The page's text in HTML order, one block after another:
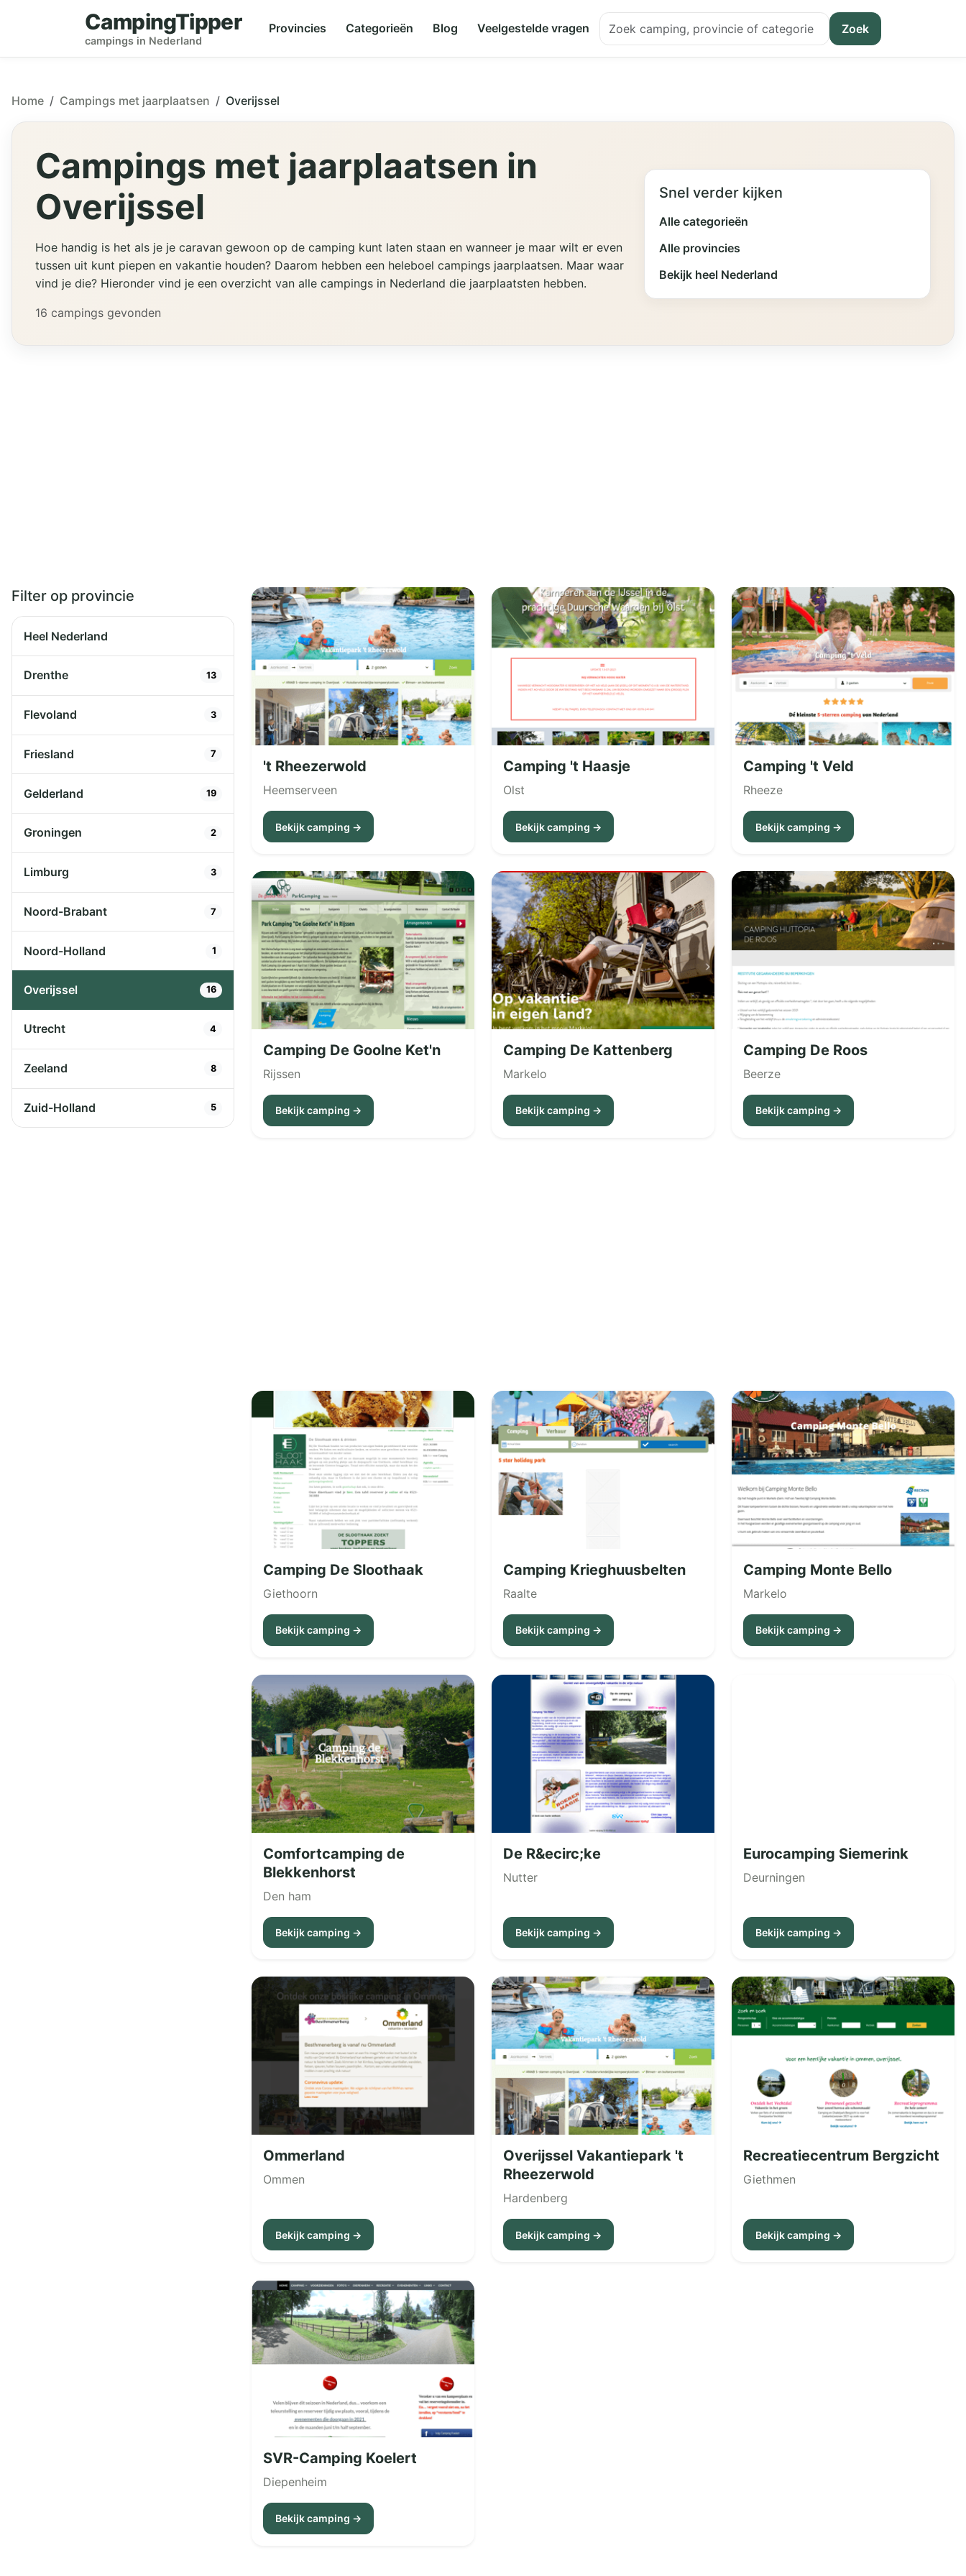
CampingTipper
campings in Nederland
Provincies Categorieën Blog Veelgestelde vragen Zoek
Home Campings met jaarplaatsen Overijssel
Campings met jaarplaatsen in
Overijssel
Hoe handig is het als je je caravan gewoon op de camping kunt laten staan en wanneer je maar wilt er even
tussen uit kunt piepen en vakantie houden? Daarom hebben een heleboel campings jaarplaatsen. Maar waar
vind je die? Hieronder vind je een overzicht van alle campings in Nederland die jaarplaatsten hebben.
16 campings gevonden
Snel verder kijken
Alle categorieën
Alle provincies
Bekijk heel Nederland
Filter op provincie
Heel Nederland
Drenthe 13
Flevoland 3
Friesland 7
Gelderland 19
Groningen 2
Limburg 3
Noord-Brabant 7
Noord-Holland 1
Overijssel 16
Utrecht 4
Zeeland 8
Zuid-Holland 5
't Rheezerwold
Heemserveen
Bekijk camping →
Camping 't Haasje
Olst
Bekijk camping →
Camping 't Veld
Rheeze
Bekijk camping →
Camping De Goolne Ket'n
Rijssen
Bekijk camping →
Camping De Kattenberg
Markelo
Bekijk camping →
Camping De Roos
Beerze
Bekijk camping →
Camping De Sloothaak
Giethoorn
Bekijk camping →
Camping Krieghuusbelten
Raalte
Bekijk camping →
Camping Monte Bello
Markelo
Bekijk camping →
Comfortcamping de
Blekkenhorst
Den ham
Bekijk camping →
De R&ecirc;ke
Nutter
Bekijk camping →
Eurocamping Siemerink
Deurningen
Bekijk camping →
Ommerland
Ommen
Bekijk camping →
Overijssel Vakantiepark 't
Rheezerwold
Hardenberg
Bekijk camping →
Recreatiecentrum Bergzicht
Giethmen
Bekijk camping →
SVR-Camping Koelert
Diepenheim
Bekijk camping →